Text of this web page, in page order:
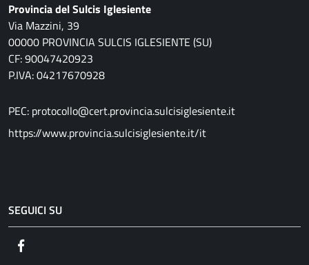
Provincia del Sulcis Iglesiente
Via Mazzini, 39
00000 PROVINCIA SULCIS IGLESIENTE (SU)
CF: 90047420923
P.IVA: 04217670928
PEC: protocollo@cert.provincia.sulcisiglesiente.it
https://www.provincia.sulcisiglesiente.it/it
SEGUICI SU